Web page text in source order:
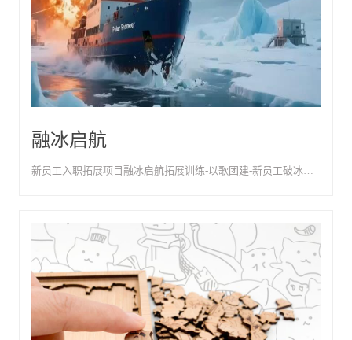
融冰启航
新员工入职拓展项目融冰启航拓展训练-以歌团建-新员工破冰与团队融入